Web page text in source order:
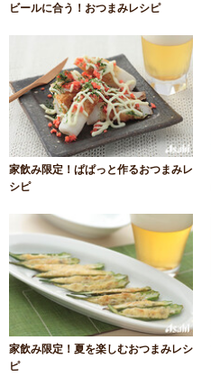
ビールに合う！おつまみレシピ
家飲み限定！ぱぱっと作るおつまみレ
シピ
家飲み限定！夏を楽しむおつまみレシ
ピ